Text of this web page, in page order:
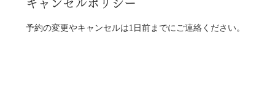
キャンセルポリシー
予約の変更やキャンセルは1日前までにご連絡ください。